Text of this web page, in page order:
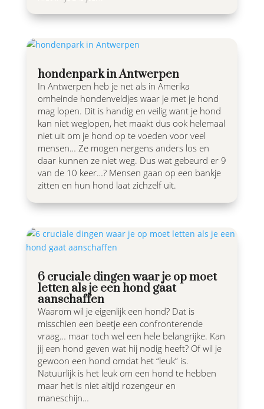
hondenpark in Antwerpen
In Antwerpen heb je net als in Amerika
omheinde hondenveldjes waar je met je hond
mag lopen. Dit is handig en veilig want je hond
kan niet weglopen, het maakt dus ook helemaal
niet uit om je hond op te voeden voor veel
mensen… Ze mogen nergens anders los en
daar kunnen ze niet weg. Dus wat gebeurd er 9
van de 10 keer…? Mensen gaan op een bankje
zitten en hun hond laat zichzelf uit.
6 cruciale dingen waar je op moet
letten als je een hond gaat
aanschaffen
Waarom wil je eigenlijk een hond? Dat is
misschien een beetje een confronterende
vraag… maar toch wel een hele belangrijke. Kan
jij een hond geven wat hij nodig heeft? Of wil je
gewoon een hond omdat het “leuk” is.
Natuurlijk is het leuk om een hond te hebben
maar het is niet altijd rozengeur en
maneschijn…